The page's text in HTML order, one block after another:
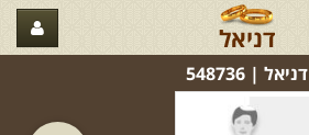
דניאל
דניאל‏ | 548736